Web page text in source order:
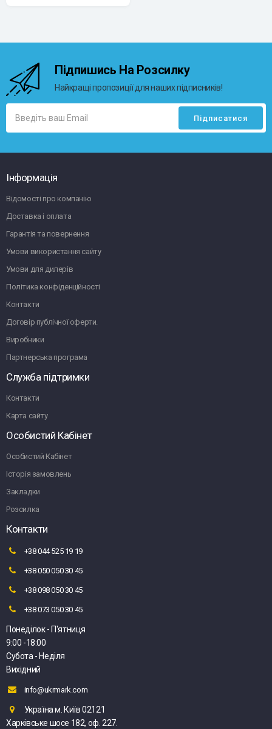
Підпишись На Розсилку
Найкращі пропозиції для наших підписників!
Інформація
Відомості про компанію
Доставка і оплата
Гарантія та повернення
Умови використання сайту
Умови для дилерів
Політика конфіденційності
Контакти
Договір публічної оферти.
Виробники
Партнерська програма
Служба підтримки
Контакти
Карта сайту
Особистий Кабінет
Особистий Кабінет
Історія замовлень
Закладки
Розсилка
Контакти
+38 044 525 19 19
+38 050 050 30 45
+38 098 050 30 45
+38 073 050 30 45
Понеділок - П'ятниця
9:00 -18:00
Субота - Неділя
Вихідний
info@ukrmark.com
Україна м. Київ 02121
Харківське шосе 182, оф. 227.